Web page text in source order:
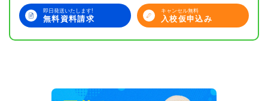
即日発送いたします!
無料資料請求
キャンセル無料
入校仮申込み